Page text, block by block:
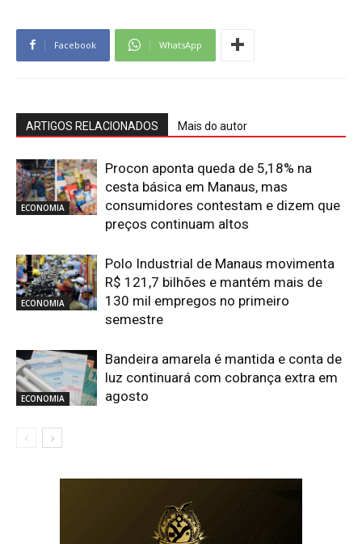
Facebook WhatsApp
ARTIGOS RELACIONADOS Mais do autor
ECONOMIA
Procon aponta queda de 5,18% na
cesta básica em Manaus, mas
consumidores contestam e dizem que
preços continuam altos
ECONOMIA
Polo Industrial de Manaus movimenta
R$ 121,7 bilhões e mantém mais de
130 mil empregos no primeiro
semestre
ECONOMIA
Bandeira amarela é mantida e conta de
luz continuará com cobrança extra em
agosto